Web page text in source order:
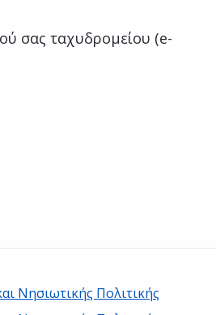
σας ταχυδρομείου (e-
Νησιωτικής Πολιτικής